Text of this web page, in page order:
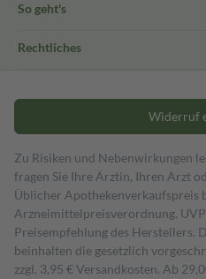
So geht's
Rechtliches
Widerruf
Zu Risiken und Nebenwirkungen
fragen Sie Ihre Ärztin, Ihren Arzt
Üblicher Apothekenverkaufspreis
Arzneimittelpreisverordnung.
Preisempfehlung des Herstellers.
beinhalten die gesetzlich
zzgl. 3,95 € Versandkosten. Ab